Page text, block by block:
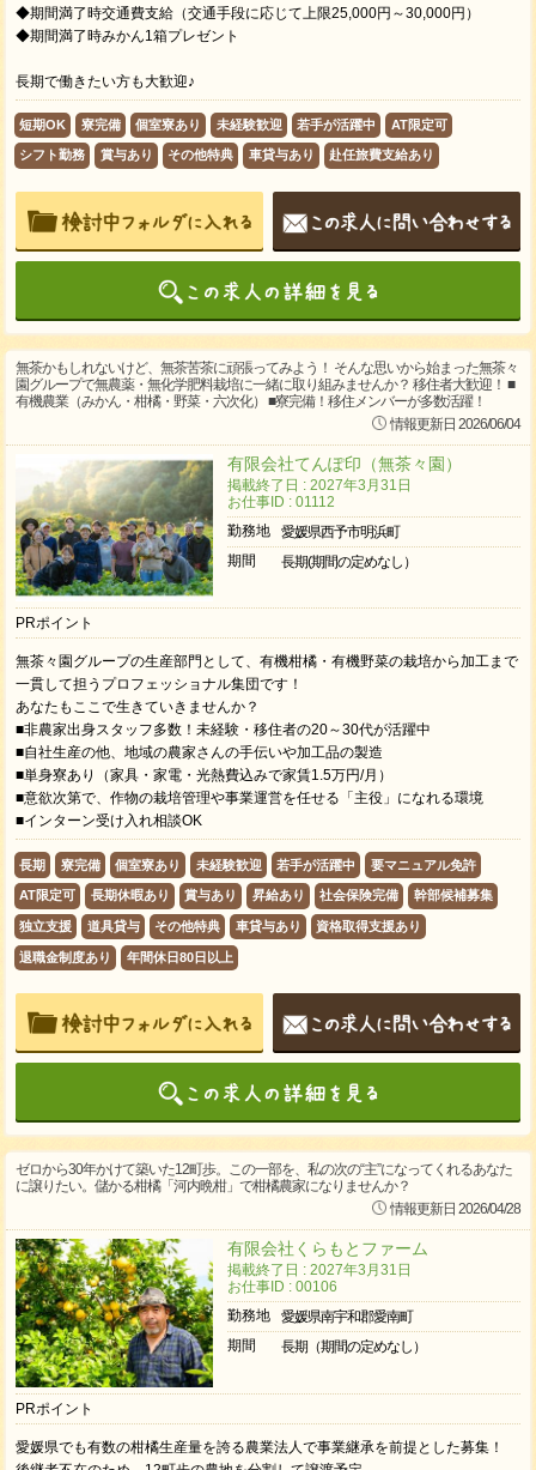
◆期間満了時交通費支給（交通手段に応じて上限25,000円～30,000円）
◆期間満了時みかん1箱プレゼント
長期で働きたい方も大歓迎♪
短期OK 寮完備 個室寮あり 未経験歓迎 若手が活躍中 AT限定可
シフト勤務 賞与あり その他特典 車貸与あり 赴任旅費支給あり
無茶かもしれないけど、無茶苦茶に頑張ってみよう！ そんな思いから始まった無茶々
園グループで無農薬・無化学肥料栽培に一緒に取り組みませんか？ 移住者大歓迎！ ■
有機農業（みかん・柑橘・野菜・六次化） ■寮完備！移住メンバーが多数活躍！
情報更新日 2026/06/04
有限会社てんぽ印（無茶々園）
掲載終了日 : 2027年3月31日
お仕事ID : 01112
勤務地
愛媛県西予市明浜町
期間
長期(期間の定めなし）
PRポイント
無茶々園グループの生産部門として、有機柑橘・有機野菜の栽培から加工まで
一貫して担うプロフェッショナル集団です！
あなたもここで生きていきませんか？
■非農家出身スタッフ多数！未経験・移住者の20～30代が活躍中
■自社生産の他、地域の農家さんの手伝いや加工品の製造
■単身寮あり（家具・家電・光熱費込みで家賃1.5万円/月）
■意欲次第で、作物の栽培管理や事業運営を任せる「主役」になれる環境
■インターン受け入れ相談OK
長期 寮完備 個室寮あり 未経験歓迎 若手が活躍中 要マニュアル免許
AT限定可 長期休暇あり 賞与あり 昇給あり 社会保険完備 幹部候補募集
独立支援 道具貸与 その他特典 車貸与あり 資格取得支援あり
退職金制度あり 年間休日80日以上
ゼロから30年かけて築いた12町歩。この一部を、私の次の“主”になってくれるあなた
に譲りたい。儲かる柑橘「河内晩柑」で柑橘農家になりませんか？
情報更新日 2026/04/28
有限会社くらもとファーム
掲載終了日 : 2027年3月31日
お仕事ID : 00106
勤務地
愛媛県南宇和郡愛南町
期間
長期（期間の定めなし）
PRポイント
愛媛県でも有数の柑橘生産量を誇る農業法人で事業継承を前提とした募集！